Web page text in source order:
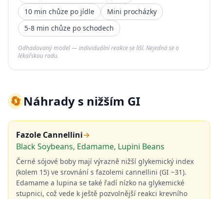
10 min chůze po jídle
Mini procházky
5-8 min chůze po schodech
Odhadovaný model — individuální reakce se liší. Nejedná se o
lékařskou radu.
🔄Náhrady s nižším GI
Fazole Cannellini→
Black Soybeans, Edamame, Lupini Beans
Černé sójové boby mají výrazně nižší glykemický index
(kolem 15) ve srovnání s fazolemi cannellini (GI ~31).
Edamame a lupina se také řadí nízko na glykemické
stupnici, což vede k ještě pozvolnější reakci krevního